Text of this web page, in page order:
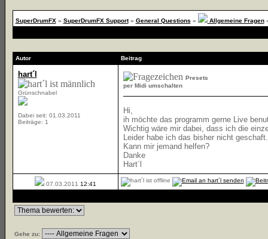
SuperDrumFX» SuperDrumFX Support» General Questions » Allgemeine Fragen
Autor Beitrag
hart´l
Grünschnabel
Dabei seit: 01.03.2011
Beiträge: 1
Presets
per Midi umschalten
Hi,
ih möchte das programm gerne Live
Wichtig wäre mir dabei, dass ich die
Leider habe ich das bisher nicht geschaft.
Kann mir jemand helfen?
Danke
Hart´l
07.03.2011 12:41
Gehe zu: